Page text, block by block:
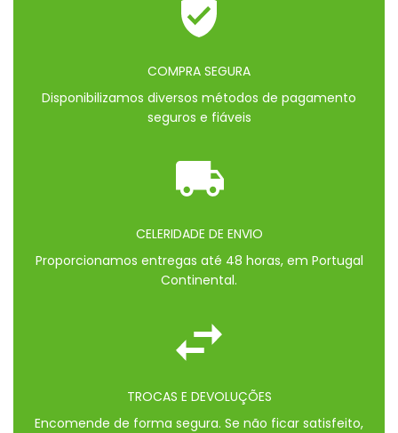
COMPRA SEGURA
Disponibilizamos diversos métodos de pagamento
seguros e fiáveis
CELERIDADE DE ENVIO
Proporcionamos entregas até 48 horas, em Portugal
Continental.
TROCAS E DEVOLUÇÕES
Encomende de forma segura. Se não ficar satisfeito,